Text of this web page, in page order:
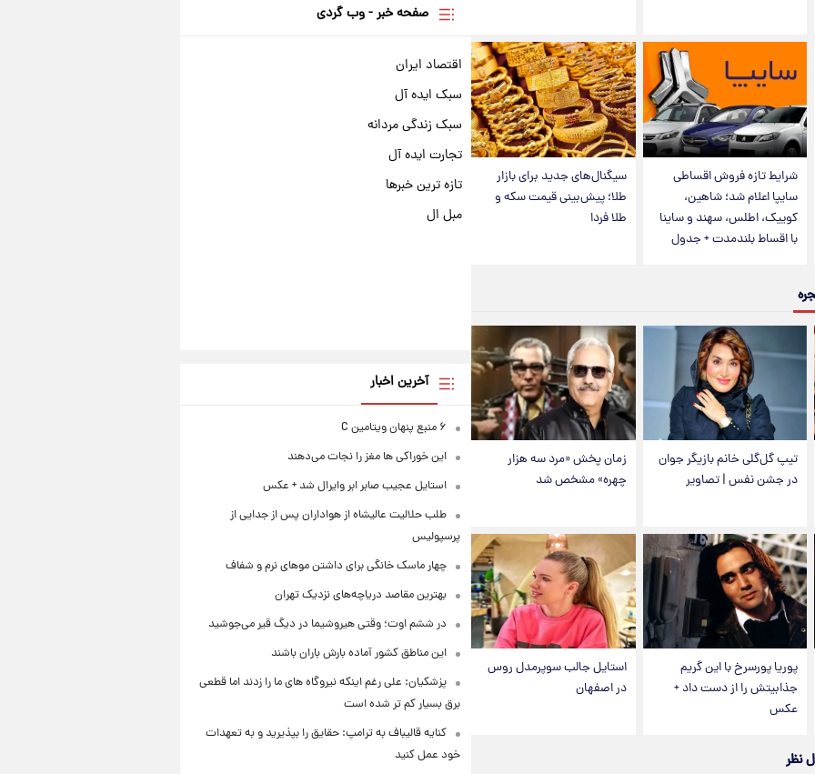
شرایط تازه فروش اقساطی
سایپا اعلام شد؛ شاهین،
کوییک، اطلس، سهند و ساینا
با اقساط بلندمدت + جدول
سیگنال‌های جدید برای بازار
طلا؛ پیش‌بینی قیمت سکه و
طلا فردا
تیپ گل‌گلی خانم بازیگر جوان
در جشن نفس | تصاویر
زمان پخش «مرد سه هزار
چهره» مشخص شد
پوریا پورسرخ با این گریم
جذابیتش را از دست داد +
عکس
استایل جالب سوپرمدل روس
در اصفهان
نظر
صفحه خبر - وب گردی
اقتصاد ایران
سبک ایده آل
سبک زندگی مردانه
تجارت ایده آل
تازه ترین خبرها
مبل ال
آخرین اخبار
۶ منبع پنهان ویتامین C
این خوراکی ها مغز را نجات می‌دهند
استایل عجیب صابر ابر وایرال شد + عکس
طلب حلالیت عالیشاه از هواداران پس از جدایی از
پرسپولیس
چهار ماسک خانگی برای داشتن موهای نرم و شفاف
بهترین مقاصد دریاچه‌های نزدیک تهران
در ششم اوت؛ وقتی هیروشیما در دیگ قیر می‌جوشید
این مناطق کشور آماده بارش باران باشند
پزشکیان: علی رغم اینکه نیروگاه های ما را زدند اما قطعی
برق بسیار کم تر شده است
کنایه قالیباف به ترامپ: حقایق را بپذیرید و به تعهدات
خود عمل کنید